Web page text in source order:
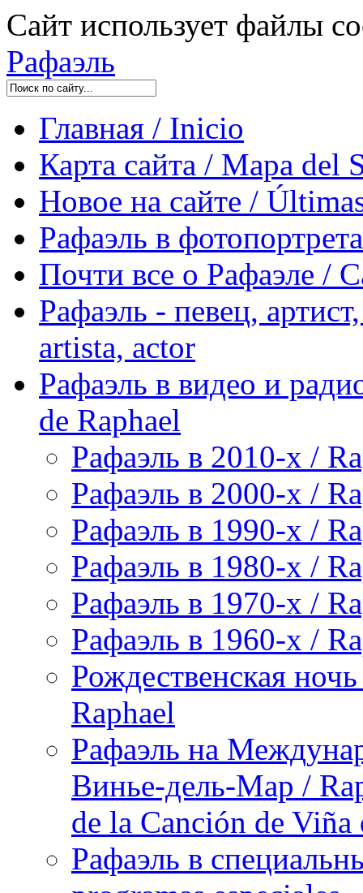
Сайт использует файлы
Рафаэль
Главная / Inicio
Карта сайта / Mapa del
Новое на сайте /
Рафаэль в
Почти все о Рафаэле /
Рафаэль - певец,
artista, actor
Рафаэль в видео и
de Raphael
Рафаэль в 2010-х /
Рафаэль в 2000-х /
Рафаэль в 1990-х /
Рафаэль в 1980-х /
Рафаэль в 1970-х /
Рафаэль в 1960-х /
Рождественская
Raphael
Рафаэль на
Винье-дель-Мар /
de la Canción de
Рафаэль в